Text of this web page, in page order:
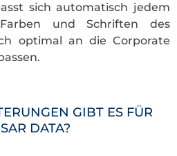
sich automatisch jedem
und Schriften des
optimal an die Corporate
GIBT ES FÜR
DATA?